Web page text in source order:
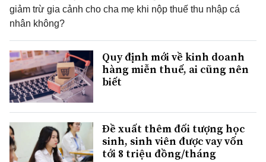
giảm trừ gia cảnh cho cha mẹ khi nộp thuế thu nhập cá
nhân không?
Quy định mới về kinh doanh
hàng miễn thuế, ai cũng nên
biết
Đề xuất thêm đối tượng học
sinh, sinh viên được vay vốn
tới 8 triệu đồng/tháng